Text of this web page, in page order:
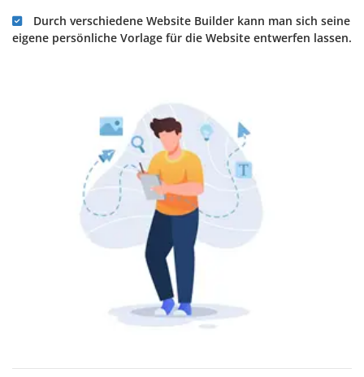
Durch verschiedene Website Builder kann man sich seine
eigene persönliche Vorlage für die Website entwerfen lassen.